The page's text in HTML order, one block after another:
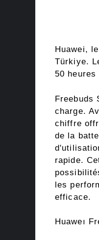
Huawei,
Türkiye.
50
Freebuds
charge.
chiffre
de la
rapide.
les
efficace.
Huaweı